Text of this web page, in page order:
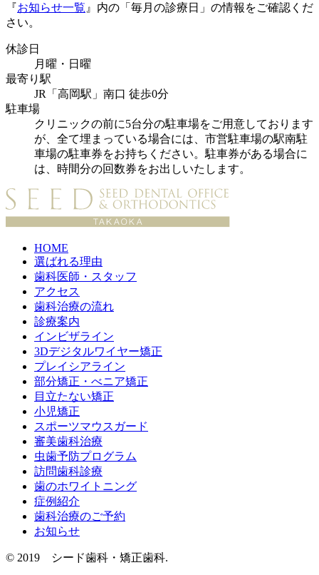
『お知らせ一覧 』内の「毎月の診療日」の情報をご確認くだ
さい。
休診日
月曜・日曜
最寄り駅
JR「高岡駅」南口 徒歩0分
駐車場
クリニックの前に5台分の駐車場をご用意しております
が、全て埋まっている場合には、市営駐車場の駅南駐
車場の駐車券をお持ちください。駐車券がある場合に
は、時間分の回数券をお出しいたします。
HOME
選ばれる理由
歯科医師・スタッフ
アクセス
歯科治療の流れ
診療案内
インビザライン
3Dデジタルワイヤー矯正
プレイシアライン
部分矯正・べニア矯正
目立たない矯正
小児矯正
スポーツマウスガード
審美歯科治療
虫歯予防プログラム
訪問歯科診療
歯のホワイトニング
症例紹介
歯科治療のご予約
お知らせ
© 2019 シード歯科・矯正歯科.